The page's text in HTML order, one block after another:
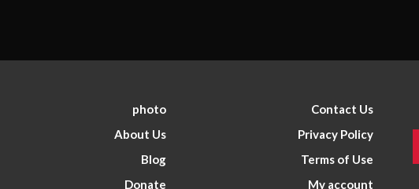
Contact Us
Privacy Policy
Terms of Use
My account
photo
About Us
Blog
Donate